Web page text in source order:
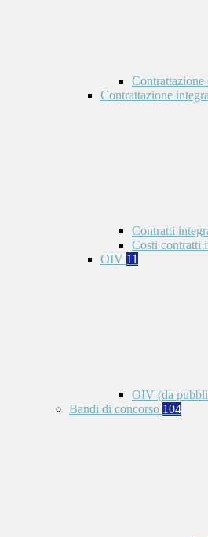
Contrattazione
Contrattazione
Contratti
Costi contratti
OIV 11
OIV (da
Bandi di concorso 104